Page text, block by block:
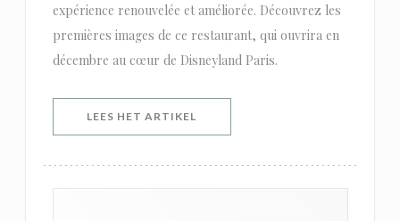
expérience renouvelée et améliorée. Découvrez les
premières images de ce restaurant, qui ouvrira en
décembre au cœur de Disneyland Paris.
LEES HET ARTIKEL